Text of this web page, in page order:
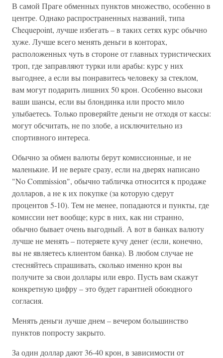
В самой Праге обменных пунктов множество, особенно в
центре. Однако распространенных названий, типа
Chequepoint, лучше избегать – в таких сетях курс обычно
хуже. Лучше всего менять деньги в конторах,
расположенных чуть в стороне от главных туристических
троп, где заправляют турки или арабы: курс у них
выгоднее, а если вы понравитесь человеку за стеклом,
вам могут подарить лишних 50 крон. Особенно высоки
ваши шансы, если вы блондинка или просто мило
улыбаетесь. Только проверяйте деньги не отходя от кассы:
могут обсчитать, не по злобе, а исключительно из
спортивного интереса.
Обычно за обмен валюты берут комиссионные, и не
маленькие. И не верьте сразу, если на дверях написано
"No Commission", обычно табличка относится к продаже
долларов, а не к их покупке (за которую сдерут
процентов 5-10). Тем не менее, попадаются и пункты, где
комиссии нет вообще; курс в них, как ни странно,
обычно бывает очень выгодный. А вот в банках валюту
лучше не менять – потеряете кучу денег (если, конечно,
вы не являетесь клиентом банка). В любом случае не
стесняйтесь спрашивать, сколько именно крон вы
получите за свои доллары или евро. Пусть вам скажут
конкретную цифру – это будет гарантией обоюдного
согласия.
Менять деньги лучше днем – вечером большинство
пунктов попросту закрыто.
За один доллар дают 36-40 крон, в зависимости от